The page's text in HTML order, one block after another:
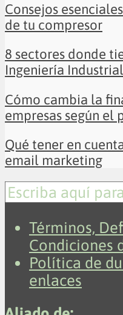
Consejos
de tu compresor
8 sectores donde
Ingeniería Industrial
Cómo cambia la
empresas según el
Qué tener en
email marketing
Términos,
Condiciones
Política de
enlaces